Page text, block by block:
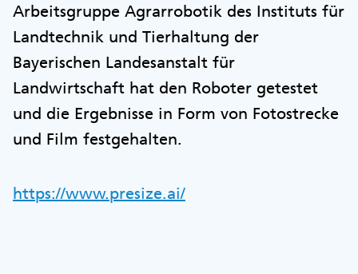
Arbeitsgruppe Agrarrobotik des Instituts für
Landtechnik und Tierhaltung der
Bayerischen Landesanstalt für
Landwirtschaft hat den Roboter getestet
und die Ergebnisse in Form von Fotostrecke
und Film festgehalten.
https://www.presize.ai/